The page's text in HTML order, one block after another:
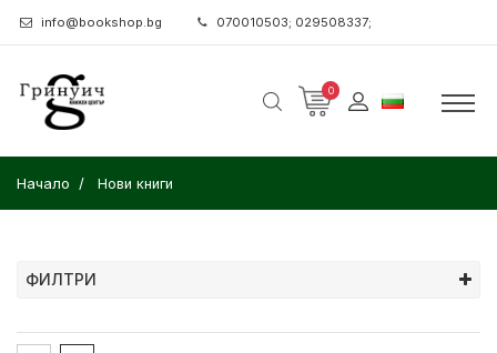
info@bookshop.bg 070010503; 029508337;
0
Начало Нови книги
ФИЛТРИ